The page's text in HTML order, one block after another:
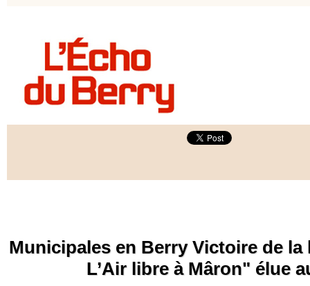
Municipales en Berry Victoire de
L’Air libre à Mâron"élue